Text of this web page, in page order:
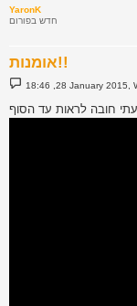
YaronK
חדש בפורום
אומנות!!
P
o
t
18:46 ,28 January 2015,